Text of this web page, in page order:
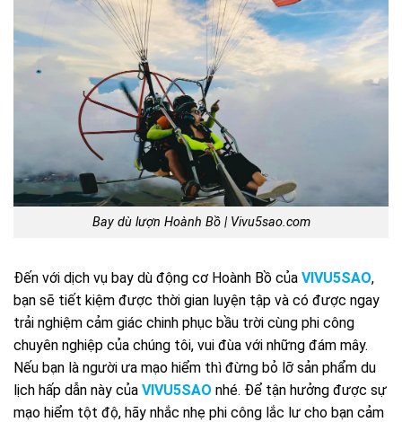
Bay dù lượn Hoành Bồ | Vivu5sao.com
Đến với dịch vụ bay dù động cơ Hoành Bồ của VIVU5SAO,
bạn sẽ tiết kiệm được thời gian luyện tập và có được ngay
trải nghiệm cảm giác chinh phục bầu trời cùng phi công
chuyên nghiệp của chúng tôi, vui đùa với những đám mây.
Nếu bạn là người ưa mạo hiểm thì đừng bỏ lỡ sản phẩm du
lịch hấp dẫn này của VIVU5SAO nhé. Để tận hưởng được sự
mạo hiểm tột độ, hãy nhắc nhẹ phi công lắc lư cho bạn cảm